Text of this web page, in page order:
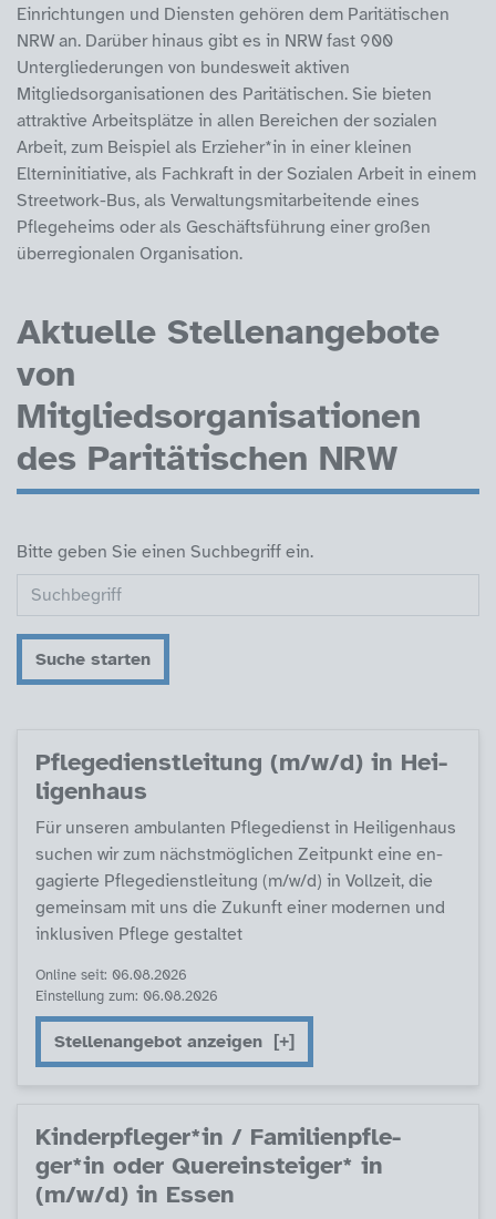
Einrichtungen und Diensten gehören dem Paritätischen
NRW an. Darüber hinaus gibt es in NRW fast 900
Untergliederungen von bundesweit aktiven
Mitgliedsorganisationen des Paritätischen. Sie bieten
attraktive Arbeitsplätze in allen Bereichen der sozialen
Arbeit, zum Beispiel als Erzieher*in in einer kleinen
Elterninitiative, als Fachkraft in der Sozialen Arbeit in einem
Streetwork-Bus, als Verwaltungsmitarbeitende eines
Pflegeheims oder als Geschäftsführung einer großen
überregionalen Organisation.
Aktuelle Stellenangebote
von
Mitgliedsorganisationen
des Paritätischen NRW
Bitte geben Sie einen Suchbegriff ein.
Suche starten
Pf­le­ge­di­enst­lei­tung (m/w/d) in Hei­
li­gen­haus
Für un­se­ren am­bu­lan­ten Pf­le­ge­di­enst in Hei­li­gen­haus
su­chen wir zum nächst­mög­li­chen Zeit­punkt ei­ne en­
ga­gier­te Pf­le­ge­di­enst­lei­tung (m/w/d) in Voll­zeit, die
ge­mein­sam mit uns die Zu­kunft ei­ner mo­der­nen und
in­k­lu­si­ven Pf­le­ge ge­stal­tet
Online seit: 06.08.2026
Einstellung zum: 06.08.2026
Stellenangebot anzeigen
Kin­derpf­le­ger*in / Fa­mi­li­enpf­le­
ger*in oder Que­r­ein­s­tei­ger* in
(m/w/d) in Es­sen